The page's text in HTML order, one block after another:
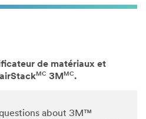
de matériaux et
MC 3MMC.
about 3M™